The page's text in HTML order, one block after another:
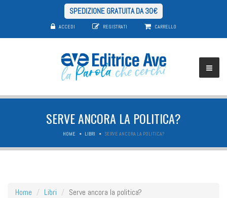
SPEDIZIONE GRATUITA DA 30€
ACCEDI REGISTRATI CARRELLO
SERVE ANCORA LA POLITICA?
HOME LIBRI SERVE ANCORA LA POLITICA?
Home Libri Serve ancora la politica?